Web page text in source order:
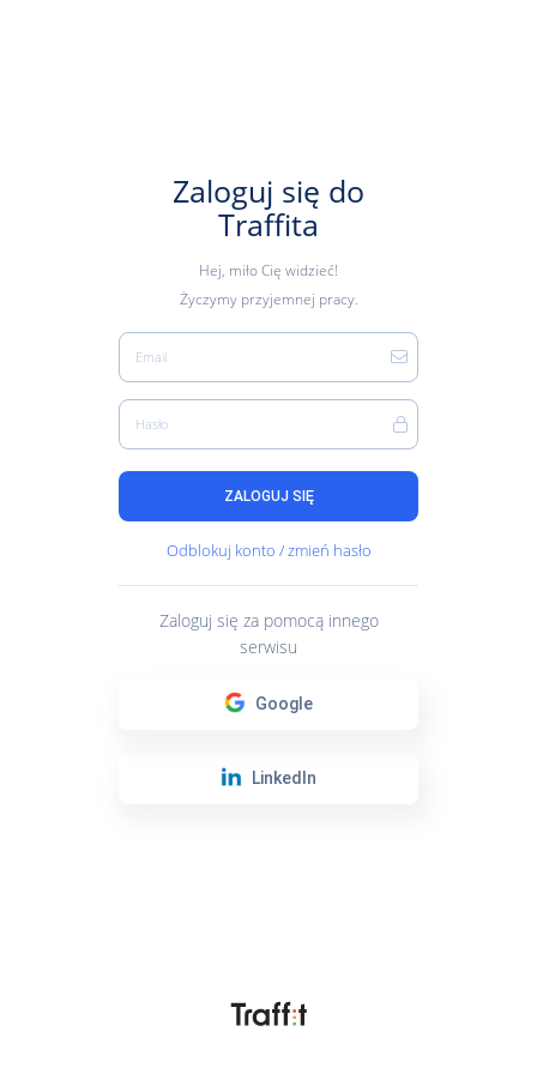
Zaloguj się do
Traffita
Hej, miło Cię widzieć!
Życzymy przyjemnej pracy.
Email
Hasło
ZALOGUJ SIĘ
Odblokuj konto / zmień hasło
Zaloguj się za pomocą innego
serwisu
Google
LinkedIn